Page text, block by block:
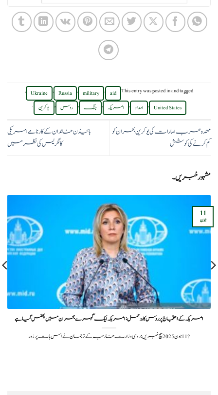
This entry was posted inand tagged
aid
,
military
,
Russia
,
Ukraine
,
United States
, امداد , امریکہ , جنگ , روس , یوکرین .
محتدہ عرب امارات کی یوکرین بحران کو
کم کرنے کی کوشش
بائیڈن خاندان کے کارنامے امریکی
کانگریس کی نظر میں
مشہور خبریں۔
امریکہ کے احتجاج پر روس کا ردعمل: امریکہ ایک گہرے بحران میں پھنس گیا ہے
?️ 11 جون 2025سچ خبریں: روسی وزارت خارجہ کے ترجمان نے اس بات پر زور
11
جون